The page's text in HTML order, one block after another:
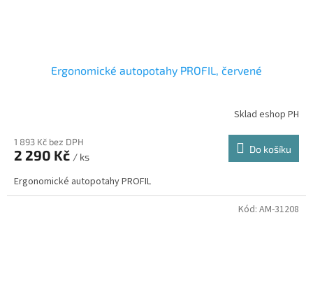
Ergonomické autopotahy PROFIL, červené
Sklad eshop PH
1 893 Kč bez DPH
2 290 Kč / ks
Do košíku
Ergonomické autopotahy PROFIL
Kód: AM-31208